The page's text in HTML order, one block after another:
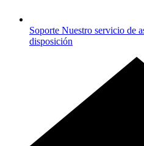
Soporte Nuestro servicio de
disposición